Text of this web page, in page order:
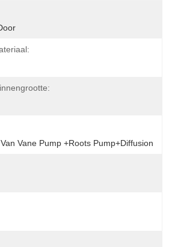
Vane Pump +Roots Pump+Diffusion